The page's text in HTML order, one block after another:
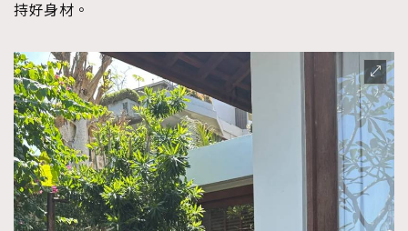
持好身材。